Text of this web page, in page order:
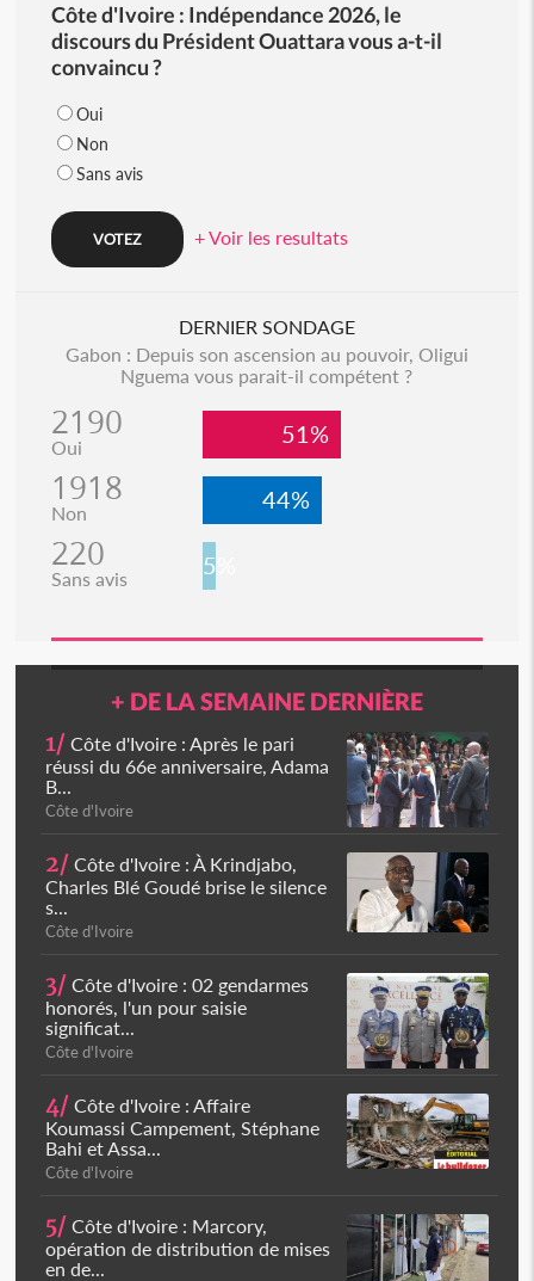
Côte d'Ivoire : Indépendance 2026, le
discours du Président Ouattara vous a-t-il
convaincu ?
Oui
Non
Sans avis
+ Voir les resultats
DERNIER SONDAGE
Gabon : Depuis son ascension au pouvoir, Oligui
Nguema vous parait-il compétent ?
2190
Oui 51%
1918
Non 44%
220
Sans avis 5%
+ DE LA SEMAINE DERNIÈRE
1/ Côte d'Ivoire : Après le pari
réussi du 66e anniversaire, Adama
B...
Côte d'Ivoire
2/ Côte d'Ivoire : À Krindjabo,
Charles Blé Goudé brise le silence
s...
Côte d'Ivoire
3/ Côte d'Ivoire : 02 gendarmes
honorés, l'un pour saisie
significat...
Côte d'Ivoire
4/ Côte d'Ivoire : Affaire
Koumassi Campement, Stéphane
Bahi et Assa...
Côte d'Ivoire
5/ Côte d'Ivoire : Marcory,
opération de distribution de mises
en de...